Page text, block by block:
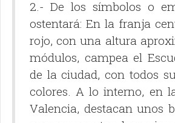
2.- De los símbolos o
ostentará: En la franja
rojo, con una altura
módulos, campea el
de la ciudad, con todos
colores. A lo interno, en
Valencia, destacan unos